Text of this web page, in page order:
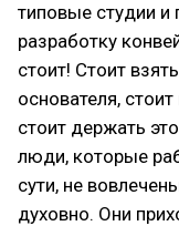
типовые студии и
разработку
стоит! Стоит
основателя,
стоит держать
люди, которые
сути, не
духовно. Они